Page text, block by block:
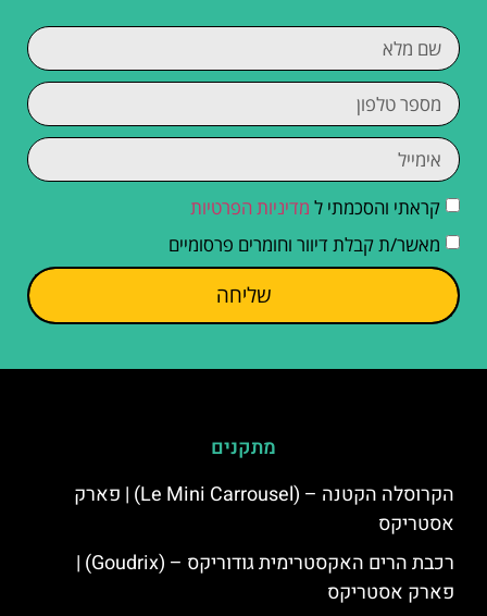
קראתי והסכמתי ל מדיניות הפרטיות
מאשר/ת קבלת דיוור וחומרים פרסומיים
שליחה
מתקנים
הקרוסלה הקטנה – (Le Mini Carrousel) | פארק
אסטריקס
רכבת הרים האקסטרימית גודוריקס – (Goudrix) |
פארק אסטריקס